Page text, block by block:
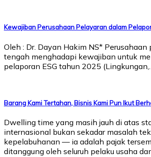
Kewajiban Perusahaan Pelayaran dalam
Oleh : Dr. Dayan Hakim NS*
tengah menghadapi kewajiban untuk
pelaporan ESG tahun 2025 (Lingkungan,…
Barang Kami Tertahan, Bisnis Kami Pun Ikut
Dwelling time yang masih jauh di atas
internasional bukan sekadar masalah
kepelabuhanan — ia adalah pajak
ditanggung oleh seluruh pelaku usaha